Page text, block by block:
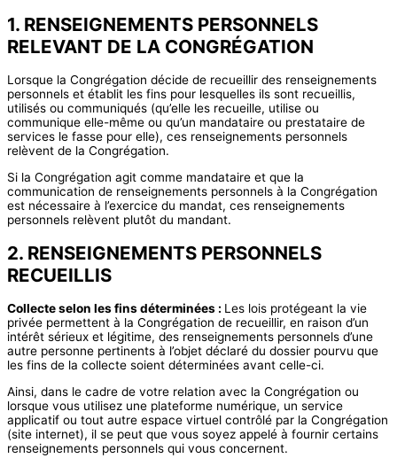
1. RENSEIGNEMENTS PERSONNELS
RELEVANT DE LA CONGRÉGATION
Lorsque la Congrégation décide de recueillir des renseignements
personnels et établit les fins pour lesquelles ils sont recueillis,
utilisés ou communiqués (qu’elle les recueille, utilise ou
communique elle-même ou qu’un mandataire ou prestataire de
services le fasse pour elle), ces renseignements personnels
relèvent de la Congrégation.
Si la Congrégation agit comme mandataire et que la
communication de renseignements personnels à la Congrégation
est nécessaire à l’exercice du mandat, ces renseignements
personnels relèvent plutôt du mandant.
2. RENSEIGNEMENTS PERSONNELS
RECUEILLIS
Collecte selon les fins déterminées : Les lois protégeant la vie
privée permettent à la Congrégation de recueillir, en raison d’un
intérêt sérieux et légitime, des renseignements personnels d’une
autre personne pertinents à l’objet déclaré du dossier pourvu que
les fins de la collecte soient déterminées avant celle-ci.
Ainsi, dans le cadre de votre relation avec la Congrégation ou
lorsque vous utilisez une plateforme numérique, un service
applicatif ou tout autre espace virtuel contrôlé par la Congrégation
(site internet), il se peut que vous soyez appelé à fournir certains
renseignements personnels qui vous concernent.